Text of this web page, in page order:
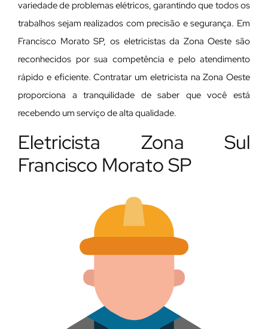
variedade de problemas elétricos, garantindo que todos os
trabalhos sejam realizados com precisão e segurança. Em
Francisco Morato SP, os eletricistas da Zona Oeste são
reconhecidos por sua competência e pelo atendimento
rápido e eficiente. Contratar um eletricista na Zona Oeste
proporciona a tranquilidade de saber que você está
recebendo um serviço de alta qualidade.
Eletricista Zona Sul
Francisco Morato SP